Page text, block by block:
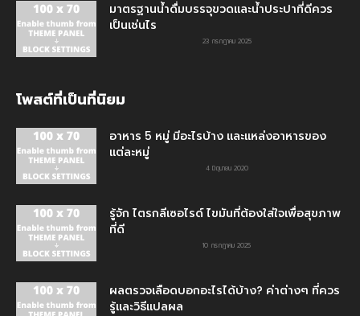
มาตรฐานน้ำดื่มบรรจุขวดและน้ำประปาที่ดีควร
เป็นเช่นไร
23 กรกฎาคม 2025
โพสต์ที่เป็นที่นิยม
อาหาร 5 หมู่ มีอะไรบ้าง และแหล่งอาหารของ
แต่ละหมู่
4 มิถุนายน 2020
รู้จัก ไตรกลีเซอไรด์ ไขมันที่ต้องใส่ใจเพื่อสุขภาพ
ที่ดี
10 กรกฎาคม 2025
ผลตรวจเลือดบอกอะไรได้บ้าง? ค่าต่างๆ ที่ควร
รู้และวิธีแปลผล